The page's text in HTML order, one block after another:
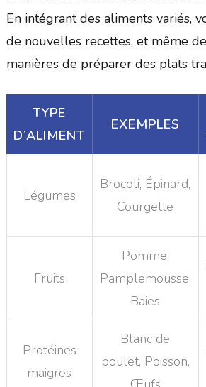
En intégrant des aliments variés,
de nouvelles recettes, et même
manières de préparer des plats
TYPE
D’ALIMENT
EXEMPLES
Légumes
Brocoli, Épinard,
Courgette
Fruits
Pomme,
Pamplemousse,
Baies
Protéines
maigres
Blanc de
poulet, Poisson,